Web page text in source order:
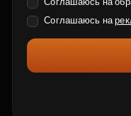
Соглашаюсь на